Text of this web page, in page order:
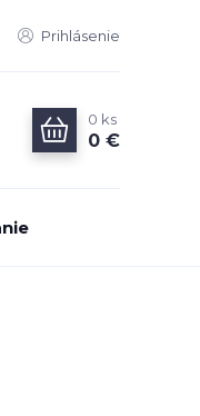
Prihlásenie
0 ks
0 €